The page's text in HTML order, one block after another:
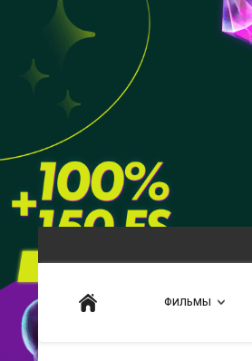
ФИЛЬМЫ